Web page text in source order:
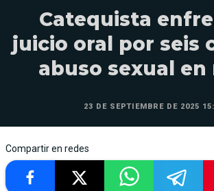
Catequista
juicio oral por seis
abuso sexual en
23 DE SEPTIEMBRE DE 2025
Compartir en redes